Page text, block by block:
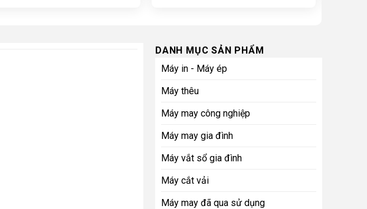
DANH MỤC SẢN PHẨM
Máy in - Máy ép
Máy thêu
Máy may công nghiệp
Máy may gia đình
Máy vắt sổ gia đình
Máy cắt vải
Máy may đã qua sử dụng